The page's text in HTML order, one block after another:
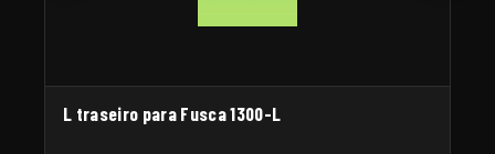
L traseiro para Fusca 1300-L